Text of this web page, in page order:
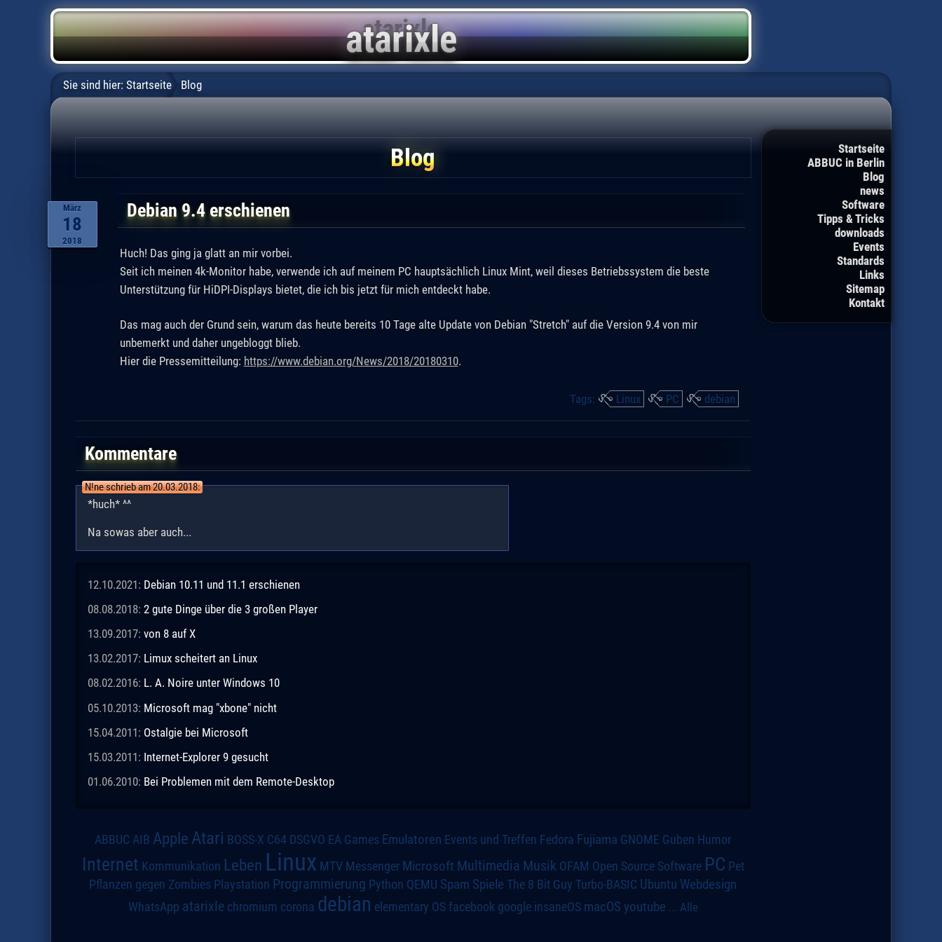
Startseite
ABBUC in Berlin
Blog
news
Software
Tipps & Tricks
downloads
Events
Standards
Links
Sitemap
Kontakt
Sie sind hier: Startseite Blog
Blog
März
18
2018
Debian 9.4 erschienen
Huch! Das ging ja glatt an mir vorbei.
Seit ich meinen 4k-Monitor habe, verwende ich auf meinem PC hauptsächlich Linux Mint, weil dieses Betriebssystem die beste
Unterstützung für HiDPI-Displays bietet, die ich bis jetzt für mich entdeckt habe.
Das mag auch der Grund sein, warum das heute bereits 10 Tage alte Update von Debian "Stretch" auf die Version 9.4 von mir
unbemerkt und daher ungebloggt blieb.
Hier die Pressemitteilung: https://www.debian.org/News/2018/20180310.
Tags: Linux PC debian
Kommentare
N!ne schrieb am 20.03.2018:
*huch* ^^
Na sowas aber auch...
12.10.2021: Debian 10.11 und 11.1 erschienen
08.08.2018: 2 gute Dinge über die 3 großen Player
13.09.2017: von 8 auf X
13.02.2017: Limux scheitert an Linux
08.02.2016: L. A. Noire unter Windows 10
05.10.2013: Microsoft mag "xbone" nicht
15.04.2011: Ostalgie bei Microsoft
15.03.2011: Internet-Explorer 9 gesucht
01.06.2010: Bei Problemen mit dem Remote-Desktop
ABBUC AIB Apple Atari BOSS-X C64 DSGVO EA Games Emulatoren Events und Treffen Fedora Fujiama GNOME Guben Humor
Internet Kommunikation Leben Linux MTV Messenger Microsoft Multimedia Musik OFAM Open Source Software PC Pet
Pflanzen gegen Zombies Playstation Programmierung Python QEMU Spam Spiele The 8 Bit Guy Turbo-BASIC Ubuntu Webdesign
WhatsApp atarixle chromium corona debian elementary OS facebook google insaneOS macOS youtube ... Alle